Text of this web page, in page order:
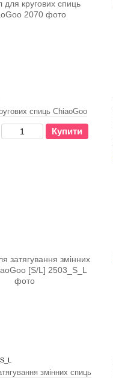
спиць ChiaoGoo
Купити
змінних спиць